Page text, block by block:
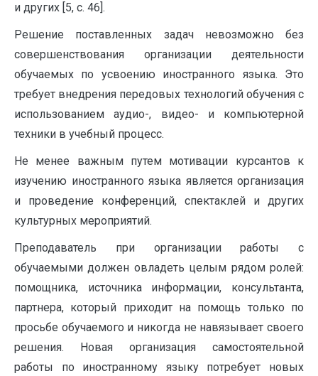
и других [5, c. 46].
Решение поставленных задач невозможно без
совершенствования организации деятельности
обучаемых по усвоению иностранного языка. Это
требует внедрения передовых технологий обучения с
использованием аудио-, видео- и компьютерной
техники в учебный процесс.
Не менее важным путем мотивации курсантов к
изучению иностранного языка является организация
и проведение конференций, спектаклей и других
культурных мероприятий.
Преподаватель при организации работы с
обучаемыми должен овладеть целым рядом ролей:
помощника, источника информации, консультанта,
партнера, который приходит на помощь только по
просьбе обучаемого и никогда не навязывает своего
решения. Новая организация самостоятельной
работы по иностранному языку потребует новых